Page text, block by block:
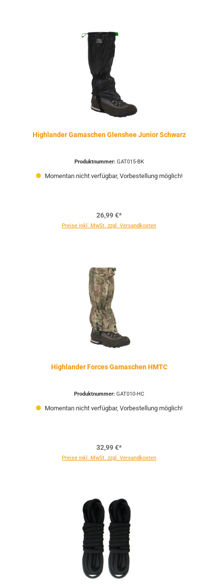
Highlander Gamaschen Glenshee Junior Schwarz
Produktnummer: GAT015-BK
Momentan nicht verfügbar, Vorbestellung möglich!
26,99 €*
Preise inkl. MwSt. zzgl. Versandkosten
Highlander Forces Gamaschen HMTC
Produktnummer: GAT010-HC
Momentan nicht verfügbar, Vorbestellung möglich!
32,99 €*
Preise inkl. MwSt. zzgl. Versandkosten